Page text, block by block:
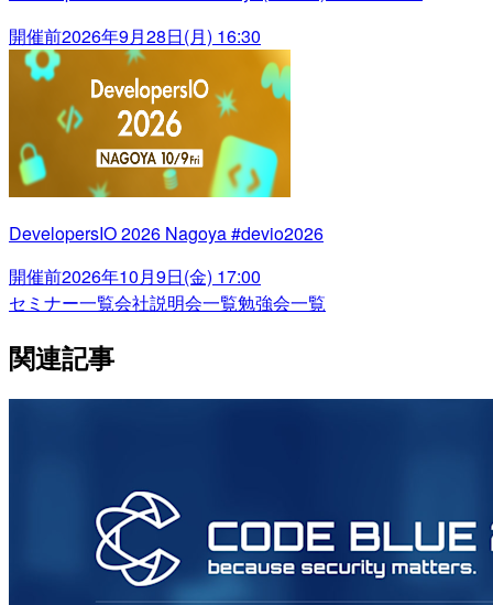
開催前2026年9月28日(月) 16:30
DevelopersIO 2026 Nagoya #devio2026
開催前2026年10月9日(金) 17:00
セミナー一覧会社説明会一覧勉強会一覧
関連記事